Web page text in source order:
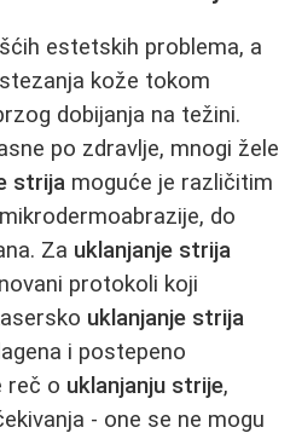
estetskih problema, a
kože tokom
dobijanja na težini.
po zdravlje, mnogi žele
strija moguće je različitim
do
Za uklanjanje strija
protokoli koji
uklanjanje strija
i postepeno
reč o uklanjanju strije,
- one se ne mogu